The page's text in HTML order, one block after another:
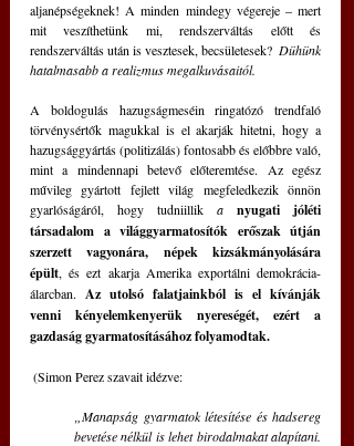
aljanépségeknek! A minden mindegy végereje ‒ mert
mit veszíthetünk mi, rendszerváltás előtt és
rendszerváltás után is vesztesek, becsületesek? Dühünk
hatalmasabb a realizmus megalkuvásaitól.
A boldogulás hazugságmeséin ringatózó trendfaló
törvénysértők magukkal is el akarják hitetni, hogy a
hazugsággyártás (politizálás) fontosabb és előbbre való,
mint a mindennapi betevő előteremtése. Az egész
művileg gyártott fejlett világ megfeledkezik önnön
gyarlóságáról, hogy tudniillik a nyugati jóléti
társadalom a világgyarmatosítók erőszak útján
szerzett vagyonára, népek kizsákmányolására
épült, és ezt akarja Amerika exportálni demokrácia-
álarcban. Az utolsó falatjainkból is el kívánják
venni kényelemkenyerük nyereségét, ezért a
gazdaság gyarmatosításához folyamodtak.
(Simon Perez szavait idézve:
„Manapság gyarmatok létesítése és hadsereg
bevetése nélkül is lehet birodalmakat alapítani.